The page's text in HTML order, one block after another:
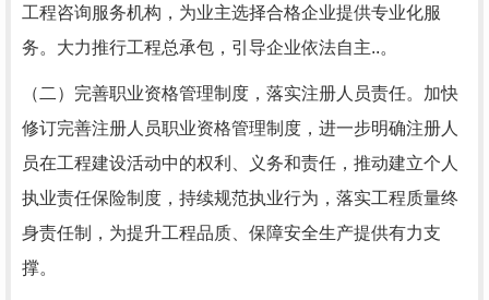
工程咨询服务机构，为业主选择合格企业提供专业化服
务。大力推行工程总承包，引导企业依法自主..。
（二）完善职业资格管理制度，落实注册人员责任。加快
修订完善注册人员职业资格管理制度，进一步明确注册人
员在工程建设活动中的权利、义务和责任，推动建立个人
执业责任保险制度，持续规范执业行为，落实工程质量终
身责任制，为提升工程品质、保障安全生产提供有力支
撑。